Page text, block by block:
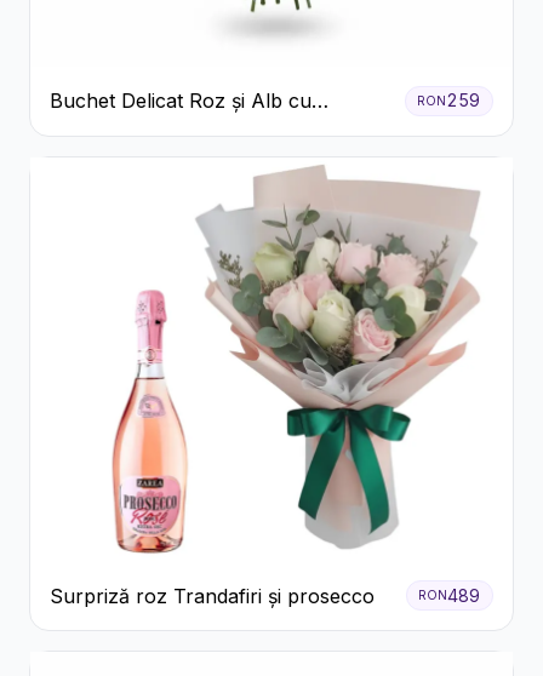
Buchet Delicat Roz și Alb cu
Trandafiri și Lisianthus
RON259
Surpriză roz Trandafiri și prosecco RON489